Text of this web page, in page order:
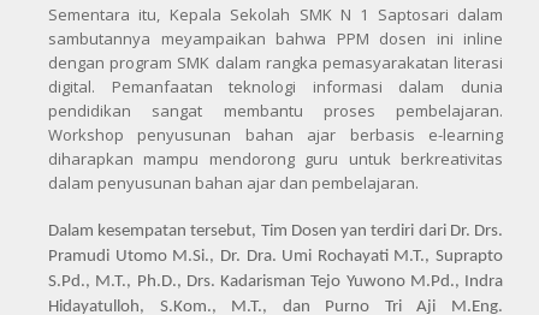
Sementara itu, Kepala Sekolah SMK N 1 Saptosari dalam
sambutannya meyampaikan bahwa PPM dosen ini inline
dengan program SMK dalam rangka pemasyarakatan literasi
digital. Pemanfaatan teknologi informasi dalam dunia
pendidikan sangat membantu proses pembelajaran.
Workshop penyusunan bahan ajar berbasis e-learning
diharapkan mampu mendorong guru untuk berkreativitas
dalam penyusunan bahan ajar dan pembelajaran.
Dalam kesempatan tersebut, Tim Dosen yan terdiri dari Dr. Drs.
Pramudi Utomo M.Si., Dr. Dra. Umi Rochayati M.T., Suprapto
S.Pd., M.T., Ph.D., Drs. Kadarisman Tejo Yuwono M.Pd., Indra
Hidayatulloh, S.Kom., M.T., dan Purno Tri Aji M.Eng.